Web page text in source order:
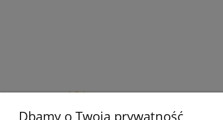
Dbamy o Twoją prywatność